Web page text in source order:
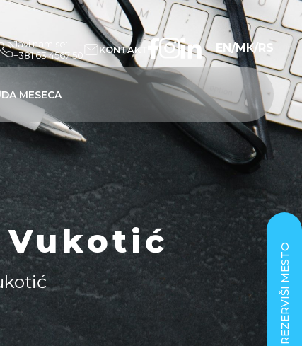
Javi nam se:
+381 63 4567 50
KONTAKT EN/МК/RS
MESECA
REZERVIŠI MESTO
Vukotić